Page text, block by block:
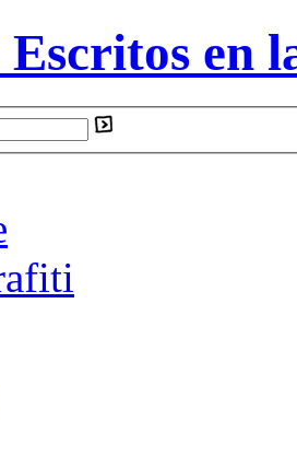
en